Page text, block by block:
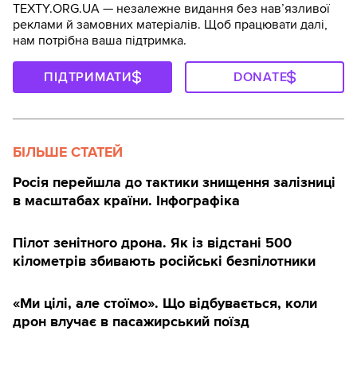
TEXTY.ORG.UA — незалежне видання без навʼязливої
реклами й замовних матеріалів. Щоб працювати далі,
нам потрібна ваша підтримка.
ПІДТРИМАТИ DONATE
БІЛЬШЕ СТАТЕЙ
Росія перейшла до тактики знищення залізниці
в масштабах країни. Інфографіка
Пілот зенітного дрона. Як із відстані 500
кілометрів збивають російські безпілотники
«Ми цілі, але стоїмо». Що відбувається, коли
дрон влучає в пасажирський поїзд